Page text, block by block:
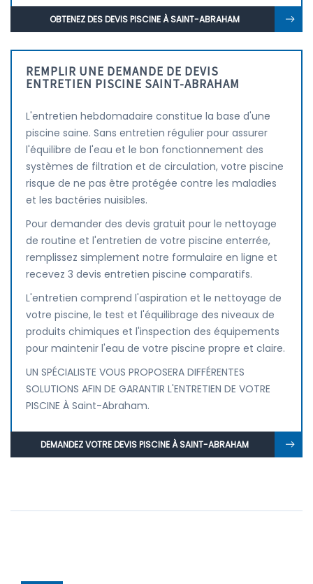
OBTENEZ DES DEVIS PISCINE À SAINT-ABRAHAM
REMPLIR UNE DEMANDE DE DEVIS
ENTRETIEN PISCINE SAINT-ABRAHAM
L'entretien hebdomadaire constitue la base d'une
piscine saine. Sans entretien régulier pour assurer
l'équilibre de l'eau et le bon fonctionnement des
systèmes de filtration et de circulation, votre piscine
risque de ne pas être protégée contre les maladies
et les bactéries nuisibles.
Pour demander des devis gratuit pour le nettoyage
de routine et l'entretien de votre piscine enterrée,
remplissez simplement notre formulaire en ligne et
recevez 3 devis entretien piscine comparatifs.
L'entretien comprend l'aspiration et le nettoyage de
votre piscine, le test et l'équilibrage des niveaux de
produits chimiques et l'inspection des équipements
pour maintenir l'eau de votre piscine propre et claire.
UN SPÉCIALISTE VOUS PROPOSERA DIFFÉRENTES
SOLUTIONS AFIN DE GARANTIR L'ENTRETIEN DE VOTRE
PISCINE À Saint-Abraham.
DEMANDEZ VOTRE DEVIS PISCINE À SAINT-ABRAHAM